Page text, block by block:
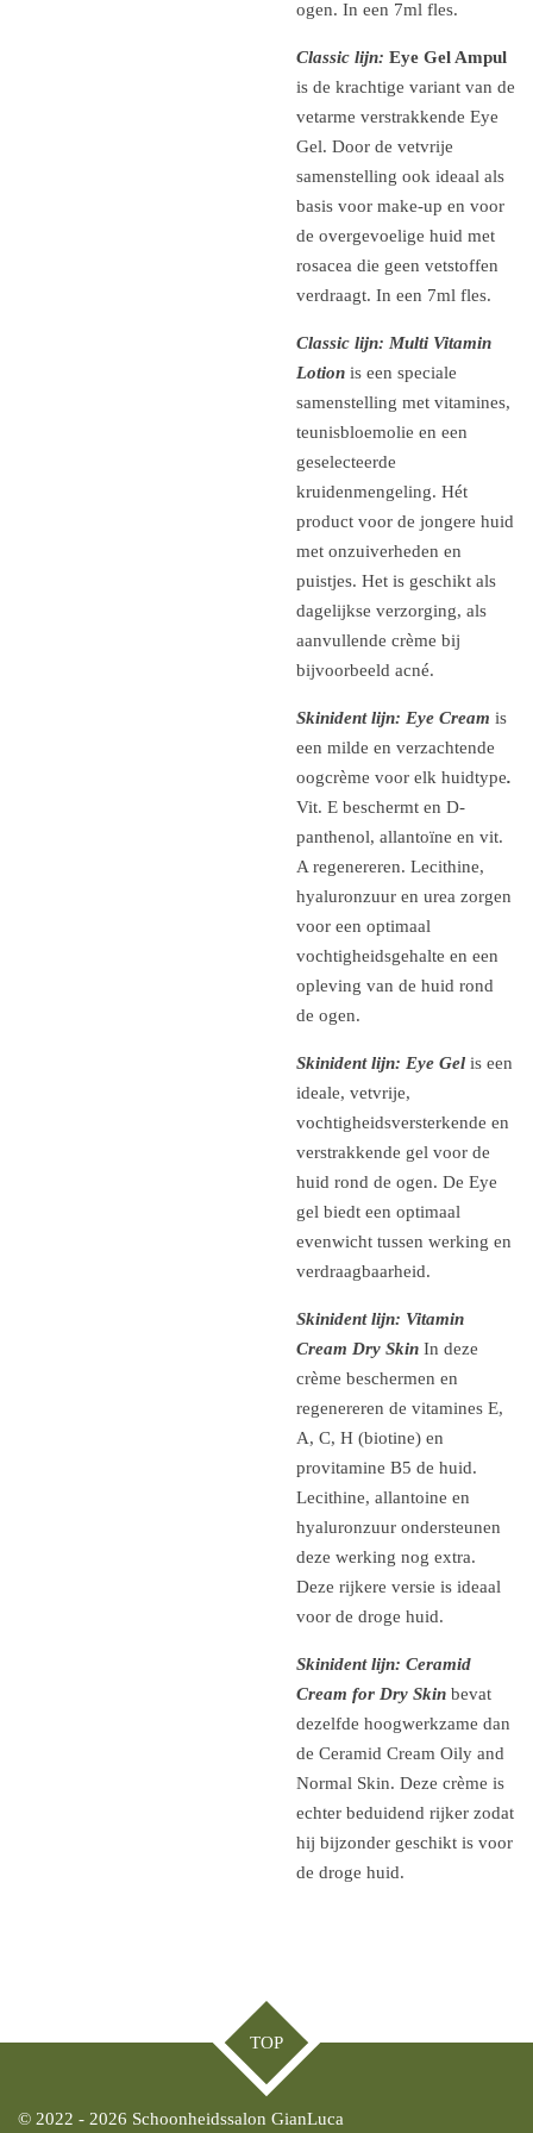
ogen. In een 7ml fles.
Classic lijn: Eye Gel Ampul
is de krachtige variant van de
vetarme verstrakkende Eye
Gel. Door de vetvrije
samenstelling ook ideaal als
basis voor make-up en voor
de overgevoelige huid met
rosacea die geen vetstoffen
verdraagt. In een 7ml fles.
Classic lijn: Multi Vitamin
Lotion is een speciale
samenstelling met vitamines,
teunisbloemolie en een
geselecteerde
kruidenmengeling. Hét
product voor de jongere huid
met onzuiverheden en
puistjes. Het is geschikt als
dagelijkse verzorging, als
aanvullende crème bij
bijvoorbeeld acné.
Skinident lijn: Eye Cream is
een milde en verzachtende
oogcrème voor elk huidtype.
Vit. E beschermt en D-
panthenol, allantoïne en vit.
A regenereren. Lecithine,
hyaluronzuur en urea zorgen
voor een optimaal
vochtigheidsgehalte en een
opleving van de huid rond
de ogen.
Skinident lijn: Eye Gel is een
ideale, vetvrije,
vochtigheidsversterkende en
verstrakkende gel voor de
huid rond de ogen. De Eye
gel biedt een optimaal
evenwicht tussen werking en
verdraagbaarheid.
Skinident lijn: Vitamin
Cream Dry Skin In deze
crème beschermen en
regenereren de vitamines E,
A, C, H (biotine) en
provitamine B5 de huid.
Lecithine, allantoine en
hyaluronzuur ondersteunen
deze werking nog extra.
Deze rijkere versie is ideaal
voor de droge huid.
Skinident lijn: Ceramid
Cream for Dry Skin bevat
dezelfde hoogwerkzame dan
de Ceramid Cream Oily and
Normal Skin. Deze crème is
echter beduidend rijker zodat
hij bijzonder geschikt is voor
de droge huid.
TOP
© 2022 - 2026 Schoonheidssalon GianLuca